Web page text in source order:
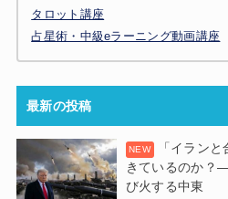
タロット講座
占星術・中級eラーニング動画講座
最新の投稿
「イラン
きているのか？
び火する中東